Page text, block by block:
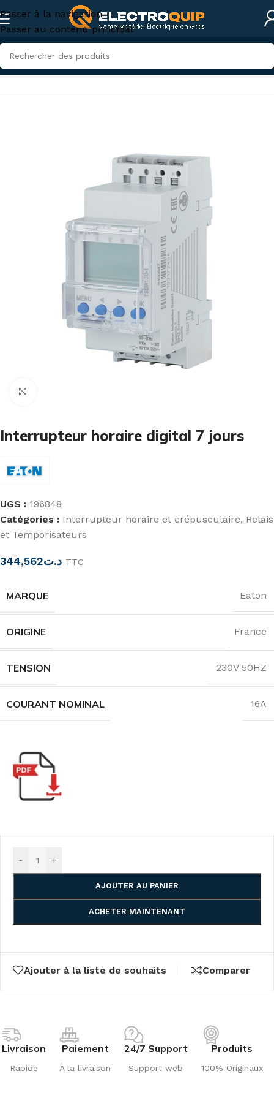
Passer à la navigation
Passer au contenu principal
Accueil/Eclairage/Relais et Temporisateurs
Interrupteur horaire digital 7 jours
UGS : 196848
Catégories : Interrupteur horaire et crépusculaire, Relais
et Temporisateurs
د.ت344,562 TTC
MARQUE Eaton
ORIGINE France
TENSION 230V 50HZ
COURANT NOMINAL 16A
- +
AJOUTER AU PANIER
ACHETER MAINTENANT
Ajouter à la liste de souhaits Comparer
Livraison
Rapide
Paiement
À la livraison
24/7 Support
Support web
Produits
100% Originaux